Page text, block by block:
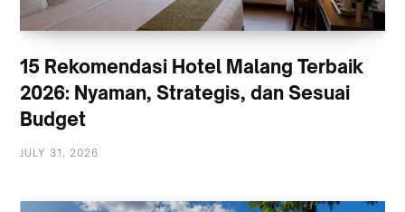
15 Rekomendasi Hotel Malang Terbaik
2026: Nyaman, Strategis, dan Sesuai
Budget
JULY 31, 2026